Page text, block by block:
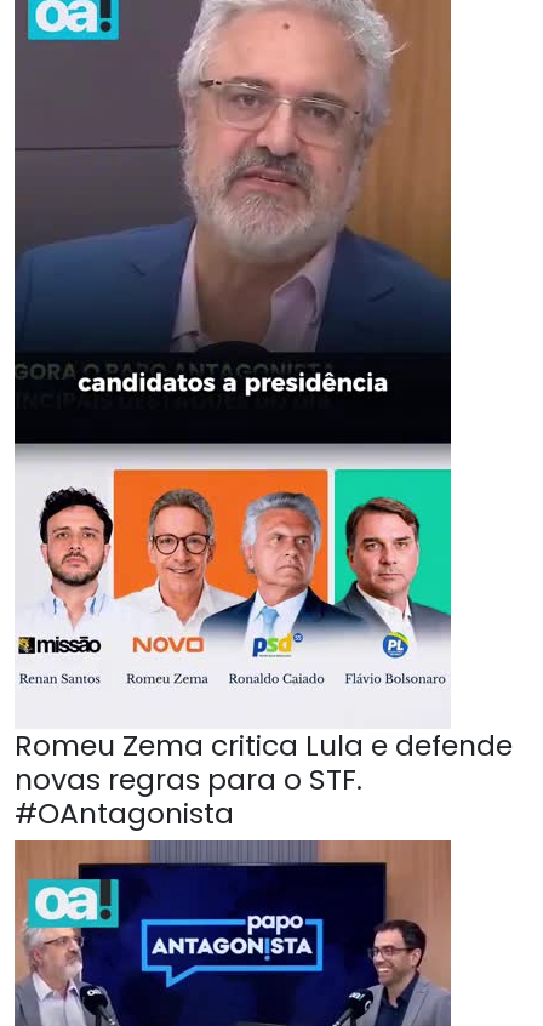
Romeu Zema critica Lula e defende
novas regras para o STF.
#OAntagonista